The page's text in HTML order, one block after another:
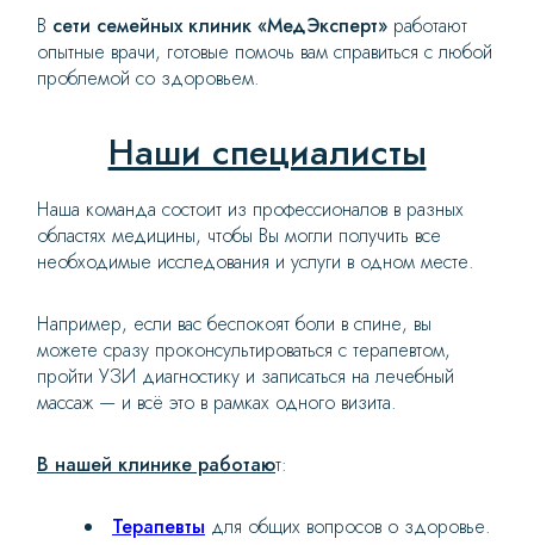
В сети семейных клиник «МедЭксперт» работают
опытные врачи, готовые помочь вам справиться с любой
проблемой со здоровьем.
Наши специалисты
Наша команда состоит из профессионалов в разных
областях медицины, чтобы Вы могли получить все
необходимые исследования и услуги в одном месте.
Например, если вас беспокоят боли в спине, вы
можете сразу проконсультироваться с терапевтом,
пройти УЗИ диагностику и записаться на лечебный
массаж — и всё это в рамках одного визита.
В нашей клинике работают:
Терапевты для общих вопросов о здоровье.